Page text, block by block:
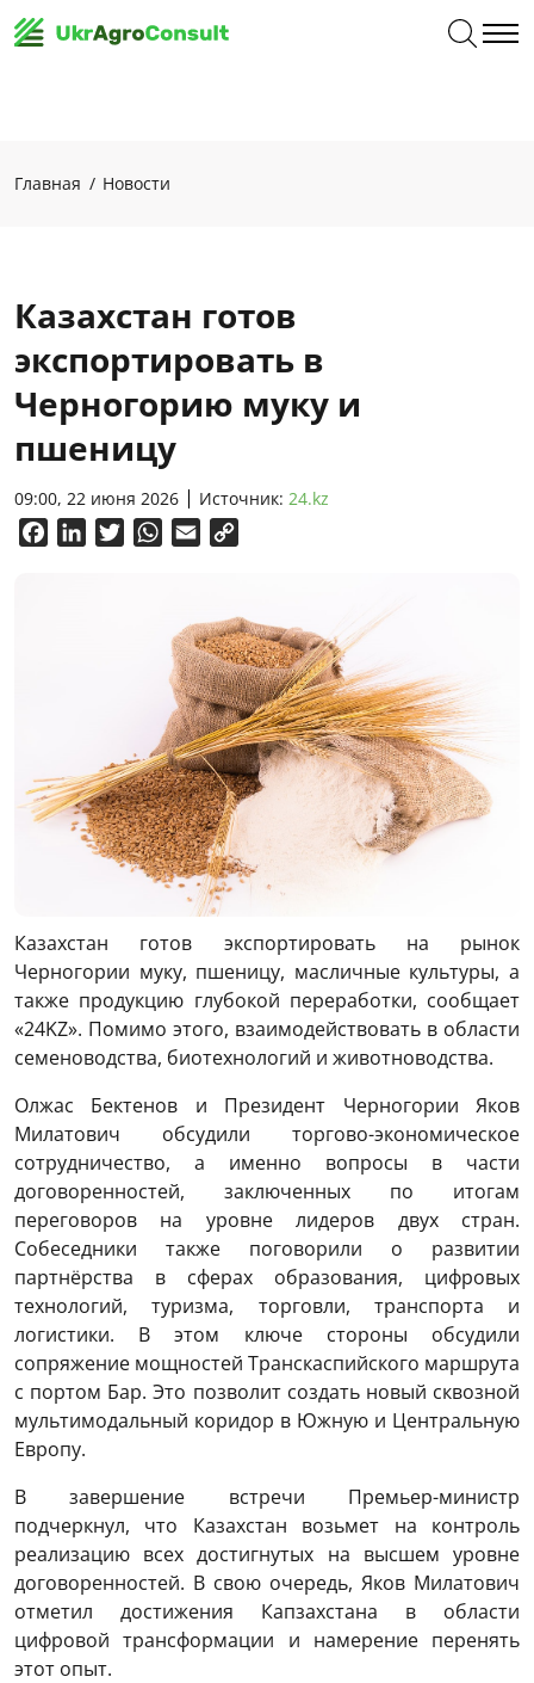
Главная Новости
Казахстан готов
экспортировать в
Черногорию муку и
пшеницу
09:00, 22 июня 2026 Источник: 24.kz
FacebookLinkedInTwitterWhatsApp
Email
Казахстан готов экспортировать на рынок
Черногории муку, пшеницу, масличные культуры, а
также продукцию глубокой переработки, сообщает
«24KZ». Помимо этого, взаимодействовать в области
семеноводства, биотехнологий и животноводства.
Олжас Бектенов и Президент Черногории Яков
Милатович обсудили торгово-экономическое
сотрудничество, а именно вопросы в части
договоренностей, заключенных по итогам
переговоров на уровне лидеров двух стран.
Собеседники также поговорили о развитии
партнёрства в сферах образования, цифровых
технологий, туризма, торговли, транспорта и
логистики. В этом ключе стороны обсудили
сопряжение мощностей Транскаспийского маршрута
с портом Бар. Это позволит создать новый сквозной
мультимодальный коридор в Южную и Центральную
Европу.
В завершение встречи Премьер-министр
подчеркнул, что Казахстан возьмет на контроль
реализацию всех достигнутых на высшем уровне
договоренностей. В свою очередь, Яков Милатович
отметил достижения Капзахстана в области
цифровой трансформации и намерение перенять
этот опыт.